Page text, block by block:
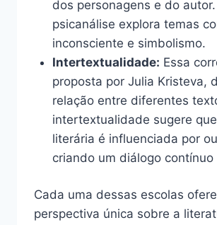
dos personagens e do
psicanálise explora temas
inconsciente e simbolismo.
Intertextualidade: Essa
proposta por Julia Kristeva,
relação entre diferentes
intertextualidade sugere
literária é influenciada por
criando um diálogo contínuo
Cada uma dessas escolas
perspectiva única sobre a